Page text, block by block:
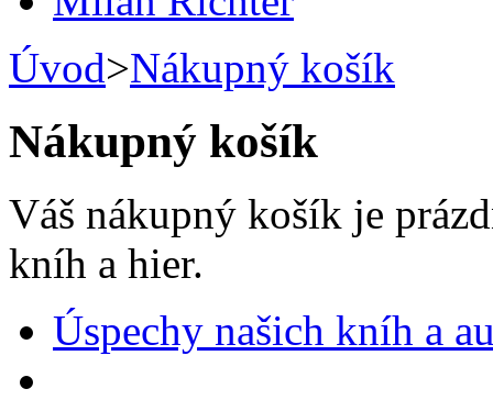
Úvod>Nákupný košík
Nákupný košík
Váš nákupný košík je
kníh a hier.
Úspechy našich kníh a